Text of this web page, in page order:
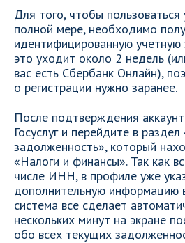
Для того, чтобы пользоваться
полной мере, необходимо
идентифицированную учетную
это уходит около 2 недель
вас есть Сбербанк Онлайн),
о регистрации нужно заранее.
После подтверждения
Госуслуг и перейдите в
задолженность», который
«Налоги и финансы». Так как
числе ИНН, в профиле уже
дополнительную информацию
система все сделает
нескольких минут на экране
обо всех текущих